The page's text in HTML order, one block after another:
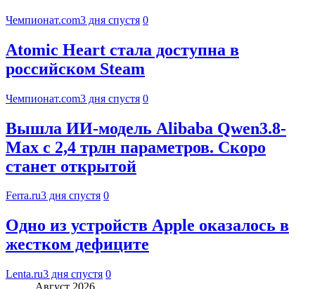
Чемпионат.com3 дня спустя 0
Atomic Heart стала доступна в
российском Steam
Чемпионат.com3 дня спустя 0
Вышла ИИ-модель Alibaba Qwen3.8-
Max с 2,4 трлн параметров. Скоро
станет открытой
Ferra.ru3 дня спустя 0
Одно из устройств Apple оказалось в
жестком дефиците
Lenta.ru3 дня спустя 0